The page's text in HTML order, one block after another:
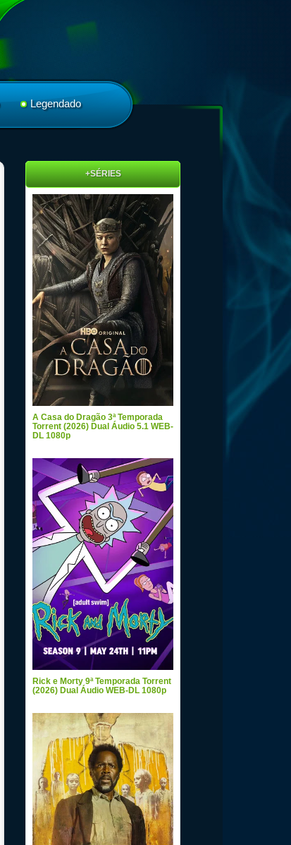
Legendado
+SÉRIES
A Casa do Dragão 3ª Temporada
Torrent (2026) Dual Áudio 5.1 WEB-
DL 1080p
Rick e Morty 9ª Temporada Torrent
(2026) Dual Áudio WEB-DL 1080p